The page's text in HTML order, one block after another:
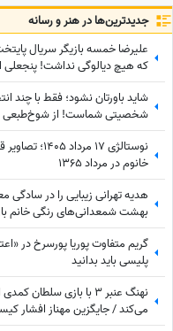
جدید‌ترین‌ها در هنر و رسانه
علیرضا خمسه بازیگر سریال
که هیچ دیالوگی نداشت!
شاید باورتان نشود؛ فقط با چند
شخصیتی شماست! از شوخ‌طبعی
حسینی؛ شما شبیه کدام‌یک
نوستالژی
خانوم در مرداد 1365
هدیه تهرانی زیبایی را در سادگی
بهشت شمعدانی‌های رنگی خانم
گریم متفاوت پوریا پورسرخ در
پلیسی باید بدانید
نهنگ عنبر 3 با بازی
می‌کند / جایگزین مهناز افشار